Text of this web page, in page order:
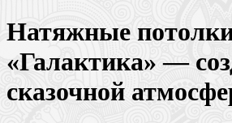
Натяжные
«Галактика» —
сказочной